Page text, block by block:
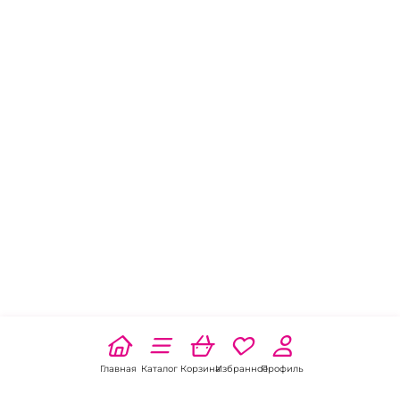
Главная Каталог КорзинаИзбранноеПрофиль